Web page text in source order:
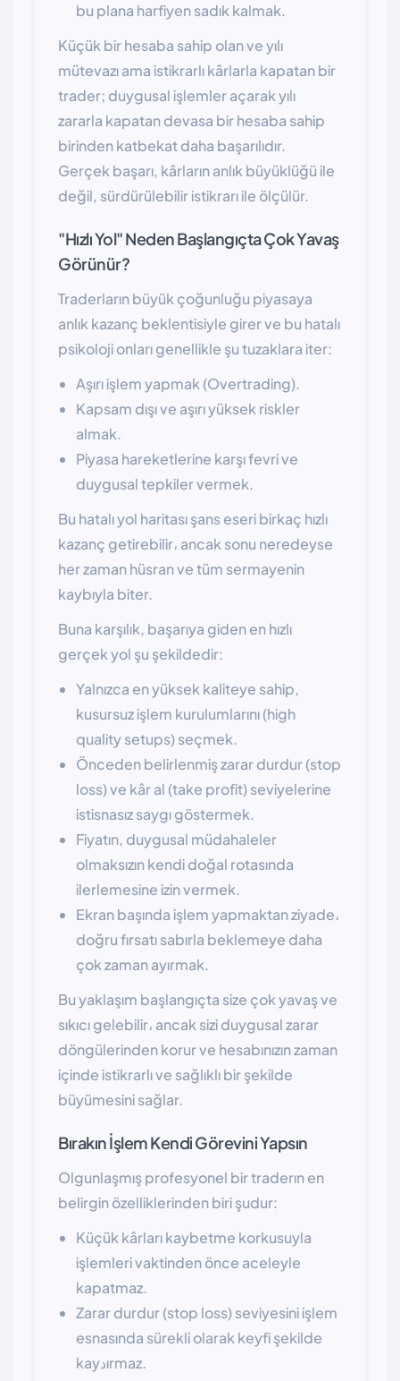
bu plana harfiyen sadık kalmak.
Küçük bir hesaba sahip olan ve yılı
mütevazı ama istikrarlı kârlarla kapatan bir
trader; duygusal işlemler açarak yılı
zararla kapatan devasa bir hesaba sahip
birinden katbekat daha başarılıdır.
Gerçek başarı, kârların anlık büyüklüğü ile
değil, sürdürülebilir istikrarı ile ölçülür.
"Hızlı Yol" Neden Başlangıçta Çok Yavaş
Görünür?
Traderların büyük çoğunluğu piyasaya
anlık kazanç beklentisiyle girer ve bu hatalı
psikoloji onları genellikle şu tuzaklara iter:
Aşırı işlem yapmak (Overtrading).
Kapsam dışı ve aşırı yüksek riskler
almak.
Piyasa hareketlerine karşı fevri ve
duygusal tepkiler vermek.
Bu hatalı yol haritası şans eseri birkaç hızlı
kazanç getirebilir، ancak sonu neredeyse
her zaman hüsran ve tüm sermayenin
kaybıyla biter.
Buna karşılık, başarıya giden en hızlı
gerçek yol şu şekildedir:
Yalnızca en yüksek kaliteye sahip,
kusursuz işlem kurulumlarını (high
quality setups) seçmek.
Önceden belirlenmiş zarar durdur (stop
loss) ve kâr al (take profit) seviyelerine
istisnasız saygı göstermek.
Fiyatın, duygusal müdahaleler
olmaksızın kendi doğal rotasında
ilerlemesine izin vermek.
Ekran başında işlem yapmaktan ziyade،
doğru fırsatı sabırla beklemeye daha
çok zaman ayırmak.
Bu yaklaşım başlangıçta size çok yavaş ve
sıkıcı gelebilir، ancak sizi duygusal zarar
döngülerinden korur ve hesabınızın zaman
içinde istikrarlı ve sağlıklı bir şekilde
büyümesini sağlar.
Bırakın İşlem Kendi Görevini Yapsın
Olgunlaşmış profesyonel bir traderın en
belirgin özelliklerinden biri şudur:
Küçük kârları kaybetme korkusuyla
işlemleri vaktinden önce aceleyle
kapatmaz.
Zarar durdur (stop loss) seviyesini işlem
esnasında sürekli olarak keyfi şekilde
kayدırmaz.